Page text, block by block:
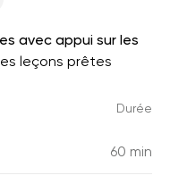
avec appui sur les
leçons prêtes
Durée
60 min